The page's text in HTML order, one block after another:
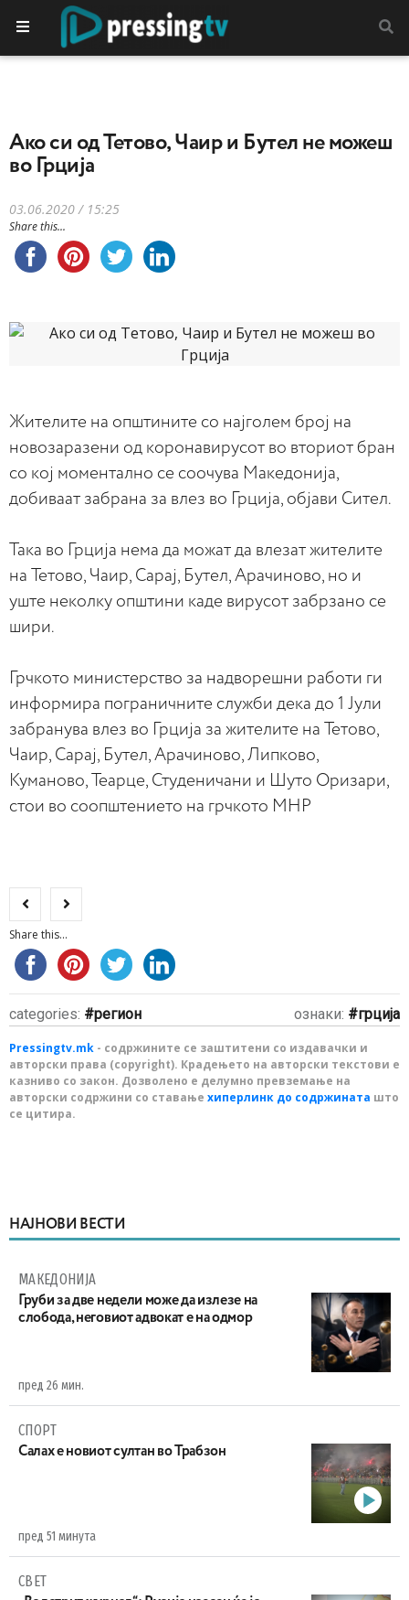
Ако си од Тетово, Чаир и Бутел не можеш
во Грција
03.06.2020 / 15:25
Share this...
Жителите на општините со најголем број на
новозаразени од коронавирусот во вториот бран
со кој моментално се соочува Македонија,
добиваат забрана за влез во Грција, објави Сител.
Така во Грција нема да можат да влезат жителите
на Тетово, Чаир, Сарај, Бутел, Арачиново, но и
уште неколку општини каде вирусот забрзано се
шири.
Грчкото министерство за надворешни работи ги
информира пограничните служби дека до 1 Јули
забранува влез во Грција за жителите на Тетово,
Чаир, Сарај, Бутел, Арачиново, Липково,
Куманово, Теарце, Студеничани и Шуто Оризари,
стои во соопштението на грчкото МНР
Share this...
categories: регион ознаки: грција
Pressingtv.mk - содржините се заштитени со издавачки и
авторски права (copyright). Крадењето на авторски текстови е
казниво со закон. Дозволено е делумно превземање на
авторски содржини со ставање хиперлинк до содржината што
се цитира.
НАЈНОВИ ВЕСТИ
МАКЕДОНИЈА
Груби за две недели може да излезе на
слобода, неговиот адвокат е на одмор
пред 26 мин.
СПОРТ
Салах е новиот султан во Трабзон
пред 51 минута
СВЕТ